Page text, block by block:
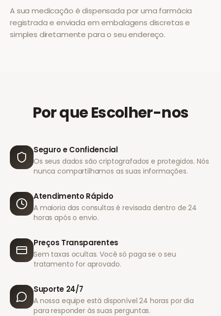
A sua medicação é dispensada por uma farmácia
registrada e enviada em embalagens discretas e
simples diretamente para o seu endereço.
Por que Escolher-nos
Seguro e Confidencial
Os seus dados são criptografados e protegidos. Nós
nunca compartilhamos as suas informações.
Atendimento Rápido
A maioria das consultas é revisada dentro de 24
horas após o envio.
Preços Transparentes
Sem taxas ocultas. Você só paga se o seu
tratamento for aprovado.
Suporte 24/7
A nossa equipe está disponível 24 horas por dia
para responder às suas perguntas.